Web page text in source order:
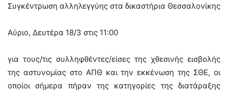
Συγκέντρωση αλληλεγγύης στα δικαστήρια Θεσσαλονίκης
Αύριο, Δευτέρα 18/3 στις 11:00
για τους/τις συλληφθέντες/είσες της χθεσινής εισβολής
της αστυνομίας στο ΑΠΘ και την εκκένωση της ΣΘΕ, οι
οποίοι σήμερα πήραν της κατηγορίες της διατάραξης